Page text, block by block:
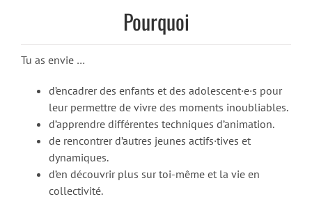
Pourquoi
Tu as envie …
d’encadrer des enfants et des adolescent·e·s pour
leur permettre de vivre des moments inoubliables.
d’apprendre différentes techniques d’animation.
de rencontrer d’autres jeunes actifs·tives et
dynamiques.
d’en découvrir plus sur toi-même et la vie en
collectivité.